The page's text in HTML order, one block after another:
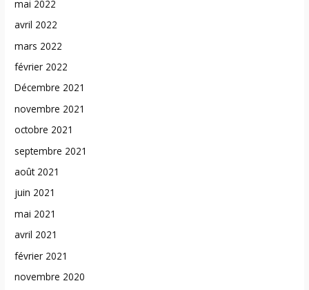
mai 2022
avril 2022
mars 2022
février 2022
Décembre 2021
novembre 2021
octobre 2021
septembre 2021
août 2021
juin 2021
mai 2021
avril 2021
février 2021
novembre 2020